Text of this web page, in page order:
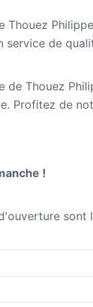
Thouez
service de
de Thouez
Profitez de
!
sont